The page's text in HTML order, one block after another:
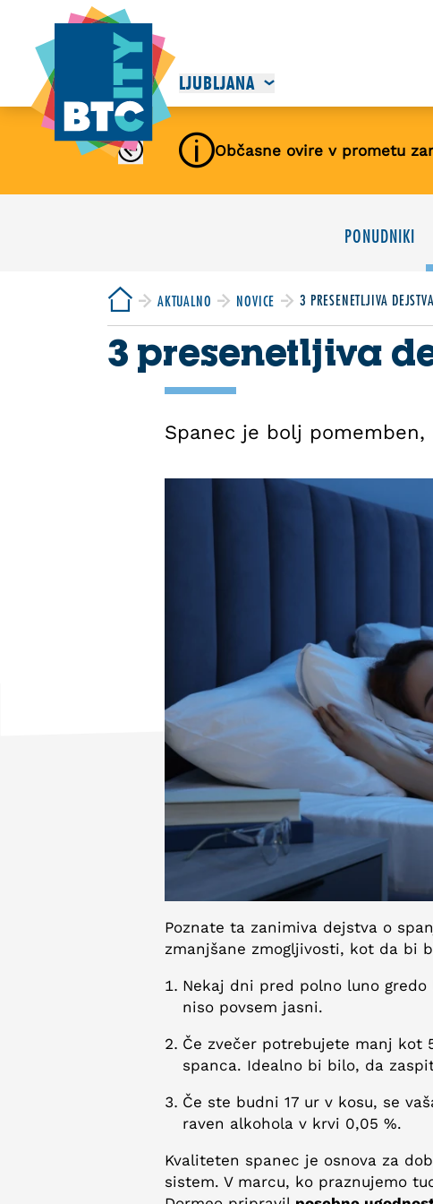
LJUBLJANA
Občasne ovire v prometu
PONUDNIKI
AKTUALNO NOVICE 3 PRESENETLJIVA
3 presenetljiva
Spanec je bolj
Poznate ta zanimiva dejstva o
zmanjšane zmogljivosti, kot da bi
Nekaj dni pred polno luno
niso povsem jasni.
Če zvečer potrebujete manj kot
spanca. Idealno bi bilo, da
Če ste budni 17 ur v kosu, se
raven alkohola v krvi 0,05 %.
Kvaliteten spanec je osnova za
sistem. V marcu, ko praznujemo